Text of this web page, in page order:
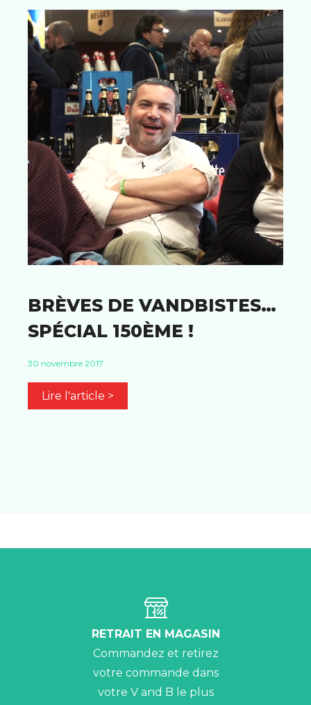
BRÈVES DE VANDBISTES…
SPÉCIAL 150ÈME !
30 novembre 2017
Lire l'article >
RETRAIT EN MAGASIN
Commandez et retirez
votre commande dans
votre V and B le plus